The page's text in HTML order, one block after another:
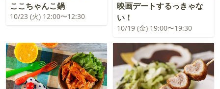
ここちゃんこ鍋
10/23 (火) 12:00〜12:30
映画デートするっきゃな
い！
10/19 (金) 19:00〜19:30